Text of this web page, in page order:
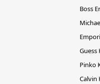
Boss
Guess
Pinko
Calvin